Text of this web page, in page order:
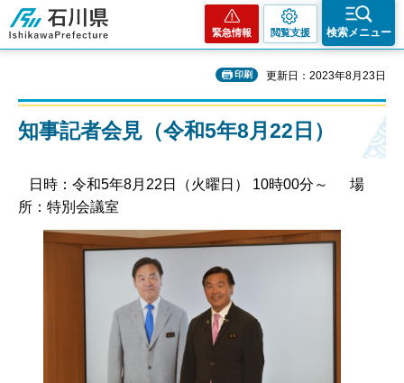
石川県
緊急情報 閲覧支援 検索メニュー
印刷 更新日：2023年8月23日
知事記者会見（令和5年8月22日）
日時：令和5年8月22日（火曜日） 10時00分～ 場
所：特別会議室